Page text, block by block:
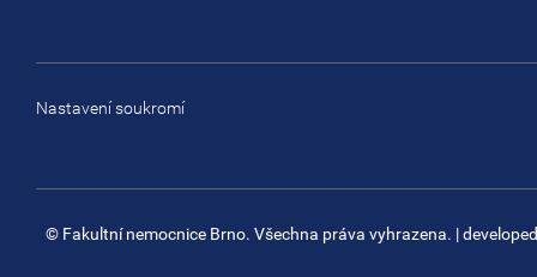
Nastavení soukromí
© Fakultní nemocnice Brno. Všechna práva vyhrazena. |